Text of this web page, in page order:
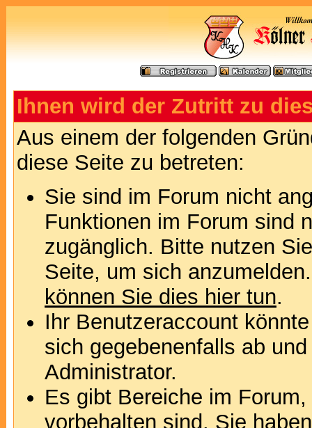
Ihnen wird der Zutritt zu
Aus einem der folgenden
diese Seite zu betreten:
Sie sind im Forum nicht
Funktionen im Forum sind
zugänglich. Bitte nutzen
Seite, um sich
können Sie dies hier tun.
Ihr Benutzeraccount
sich gegebenenfalls ab
Administrator.
Es gibt Bereiche im
vorbehalten sind. Sie